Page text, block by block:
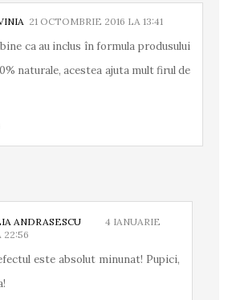
21 OCTOMBRIE 2016 LA 13:41
ca au inclus în formula produsului
naturale, acestea ajuta mult firul de
ANDRASESCU
4 IANUARIE
22:56
este absolut minunat! Pupici,